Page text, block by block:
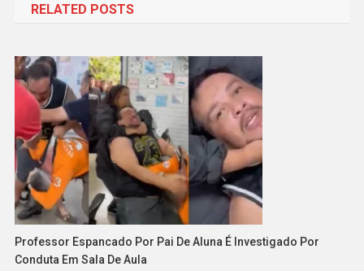
Post
RELATED POSTS
Professor Espancado Por Pai De Aluna É Investigado Por
Conduta Em Sala De Aula